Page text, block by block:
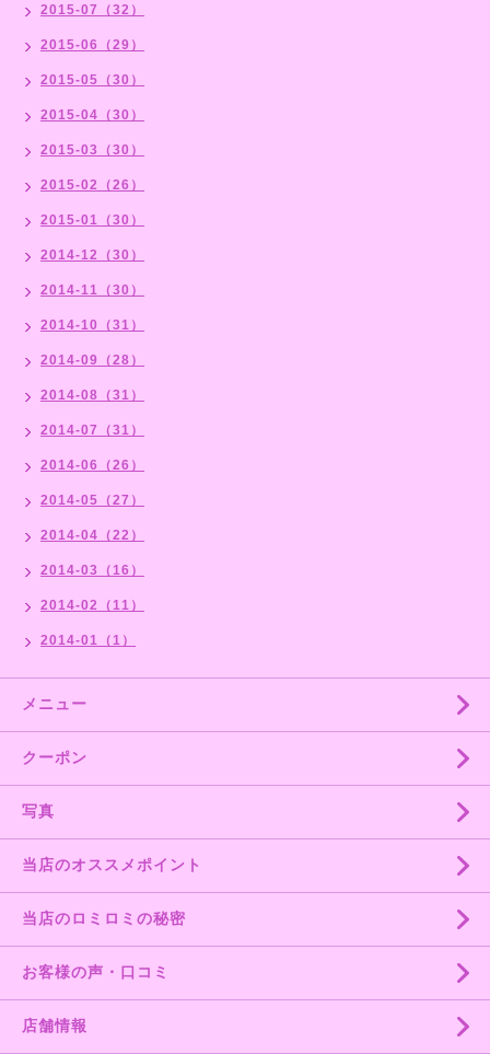
2015-07（32）
2015-06（29）
2015-05（30）
2015-04（30）
2015-03（30）
2015-02（26）
2015-01（30）
2014-12（30）
2014-11（30）
2014-10（31）
2014-09（28）
2014-08（31）
2014-07（31）
2014-06（26）
2014-05（27）
2014-04（22）
2014-03（16）
2014-02（11）
2014-01（1）
メニュー
クーポン
写真
当店のオススメポイント
当店のロミロミの秘密
お客様の声・口コミ
店舗情報